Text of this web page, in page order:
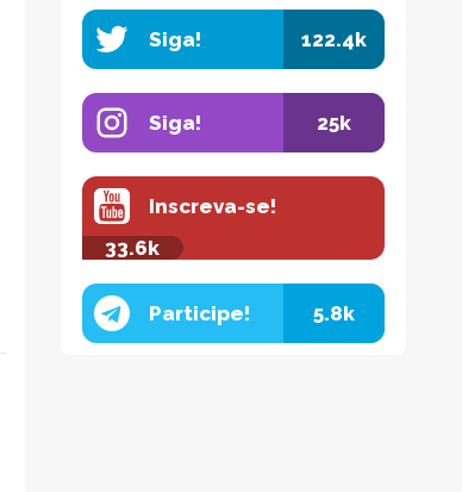
Siga! 122.4k
Siga! 25k
Inscreva-se!
33.6k
Participe! 5.8k